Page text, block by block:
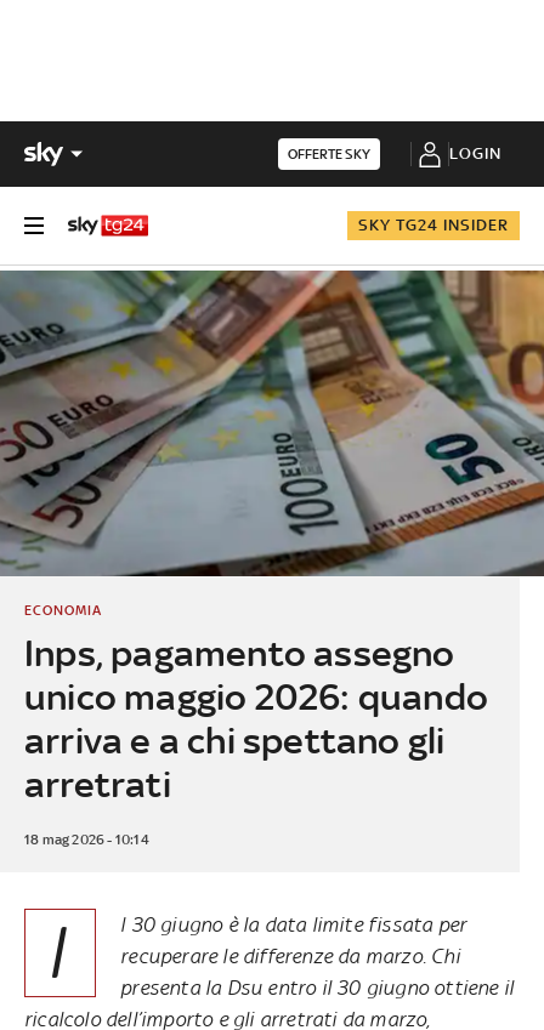
OFFERTE SKY LOGIN
SKY TG24 INSIDER
Inps, pagamento assegno
unico maggio 2026: quando
arriva e a chi spettano gli
arretrati
ECONOMIA
18 mag 2026 - 10:14
I
l 30 giugno è la data limite fissata per
recuperare le differenze da marzo. Chi
presenta la Dsu entro il 30 giugno ottiene il
ricalcolo dell’importo e gli arretrati da marzo,